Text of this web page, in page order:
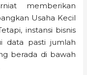
memberikan
Usaha Kecil
instansi bisnis
data pasti jumlah
berada di bawah